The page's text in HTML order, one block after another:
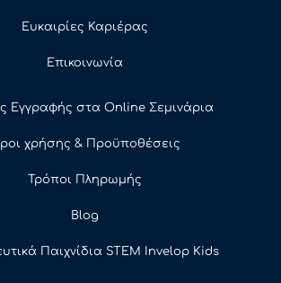
Ευκαιρίες Καριέρας
Επικοινωνία
Εγγραφής στα Online Σεμινάρια
χρήσης & Προϋποθέσεις
Τρόποι Πληρωμής
Blog
Παιχνίδια STEM Invelop Kids